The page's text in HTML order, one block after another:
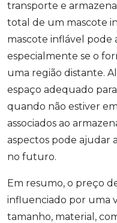
transporte e
total de um mascote
mascote inflável pode
especialmente se o
uma região distante.
espaço adequado
quando não estiver
associados ao
aspectos pode ajudar
no futuro.
Em resumo, o preço
influenciado por uma
tamanho, material,